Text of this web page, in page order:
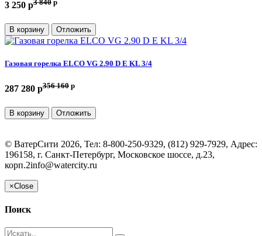
3 250 p3 840 p
В корзину Отложить
Газовая горелка ELCO VG 2.90 D E KL 3/4
287 280 p356 160 p
В корзину Отложить
© ВатерСити 2026, Тел: 8-800-250-9329, (812) 929-7929, Адрес:
196158, г. Санкт-Петербург, Московское шоссе, д.23,
корп.2info@watercity.ru
×Close
Поиск